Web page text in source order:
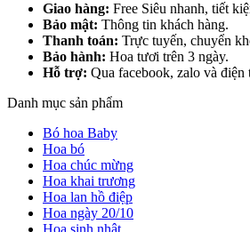
Giao hàng: Free Siêu nhanh, tiết
Bảo mật: Thông tin khách hàng.
Thanh toán: Trực tuyến, chuyển
Bảo hành: Hoa tươi trên 3 ngày.
Hỗ trợ: Qua facebook, zalo và điện
Danh mục sản phẩm
Bó hoa Baby
Hoa bó
Hoa chúc mừng
Hoa khai trương
Hoa lan hồ điệp
Hoa ngày 20/10
Hoa sinh nhật